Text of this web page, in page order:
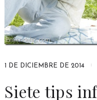
1 DE DICIEMBRE DE 2014
Siete tips